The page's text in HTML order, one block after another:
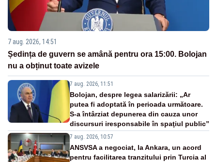
7 aug. 2026, 14:51
Ședința de guvern se amână pentru ora 15:00. Bolojan
nu a obținut toate avizele
7 aug. 2026, 11:51
Bolojan, despre legea salarizării: „Ar
putea fi adoptată în perioada următoare.
S-a întârziat depunerea din cauza unor
discursuri iresponsabile în spaţiul public”
7 aug. 2026, 10:57
ANSVSA a negociat, la Ankara, un acord
pentru facilitarea tranzitului prin Turcia al